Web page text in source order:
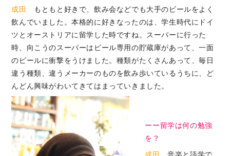
成田
もともと好きで、飲み会などでも大手のビールをよく
飲んでいました。本格的に好きなったのは、学生時代にドイ
ツとオーストリアに留学した時ですね。スーパーに行った
時、向こうのスーパーはビール専用の貯蔵庫があって、一面
のビールに衝撃をうけました。種類がたくさんあって、毎日
違う種類、違うメーカーのものを飲み歩いているうちに、ど
んどん興味がわいてきてはまっていきました。
ーー留学は何の勉強
を？